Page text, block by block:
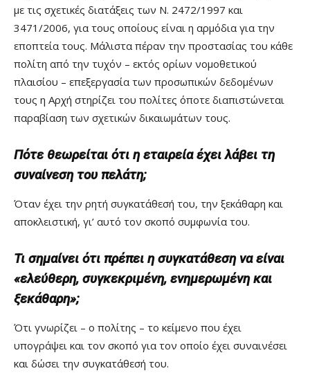
με τις σχετικές διατάξεις των Ν. 2472/1997 και
3471/2006, για τους οποίους είναι η αρμόδια για την
εποπτεία τους. Μάλιστα πέραν την προστασίας του κάθε
πολίτη από την τυχόν – εκτός ορίων νομοθετικού
πλαισίου – επεξεργασία των προσωπικών δεδομένων
τους η Αρχή στηρίζει του πολίτες όποτε διαπιστώνεται
παραβίαση των σχετικών δικαιωμάτων τους.
Πότε θεωρείται ότι η εταιρεία έχει λάβει τη
συναίνεση του πελάτη;
Όταν έχει την ρητή συγκατάθεσή του, την ξεκάθαρη και
αποκλειστική, γι’ αυτό τον σκοπό συμφωνία του.
Τι σημαίνει ότι πρέπει η συγκατάθεση να είναι
«ελεύθερη, συγκεκριμένη, ενημερωμένη και
ξεκάθαρη»;
Ότι γνωρίζει – ο πολίτης – το κείμενο που έχει
υπογράψει και τον σκοπό για τον οποίο έχει συναινέσει
και δώσει την συγκατάθεσή του.